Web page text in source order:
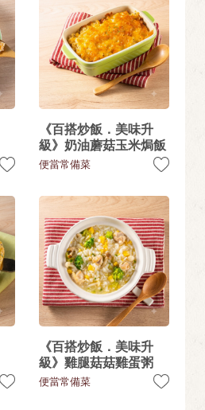
《百搭炒飯．美味升
級》奶油蘑菇玉米焗飯
便當常備菜
《百搭炒飯．美味升
級》雞腿菇菇雞蛋粥
便當常備菜